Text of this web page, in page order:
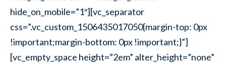
hide_on_mobile=”1″][vc_separator
css=”.vc_custom_1506435017050{margin-top: 0px
!important;margin-bottom: 0px !important;}”]
[vc_empty_space height=”2em” alter_height=”none”